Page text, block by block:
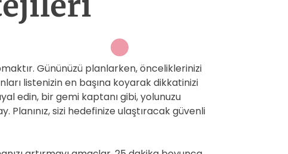
Gününüzü planlarken, önceliklerinizi
listenizin en başına koyarak dikkatinizi
edin, bir gemi kaptanı gibi, yolunuzu
sizi hedefinize ulaştıracak güvenli